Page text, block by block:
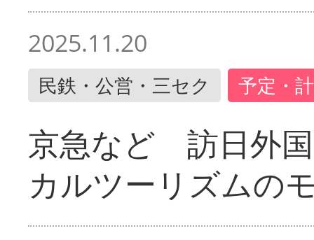
2025.11.20
民鉄・公営・三セク 予定・
京急など 訪日外
カルツーリズムの